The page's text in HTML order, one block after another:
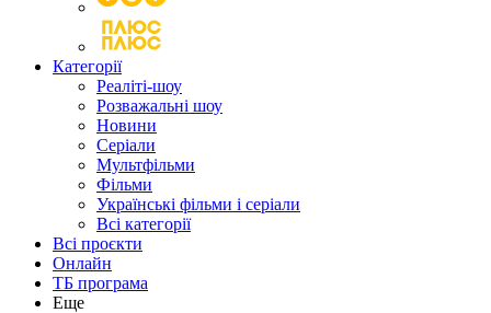
Категорії
Реаліті-шоу
Розважальні шоу
Новини
Серіали
Мультфільми
Фільми
Українські фільми і серіали
Всі категорії
Всі проєкти
Онлайн
ТБ програма
Еще